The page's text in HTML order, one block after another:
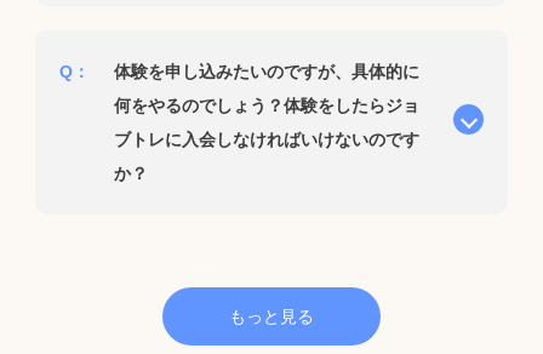
Q：
体験を申し込みたいのですが、具体的に
何をやるのでしょう？体験をしたらジョ
ブトレに入会しなければいけないのです
か？
もっと見る